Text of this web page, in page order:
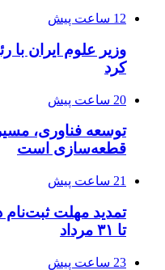
12 ساعت پیش
وزیر علوم ایران با
کرد
20 ساعت پیش
توسعه فناوری،
قطعه‌سازی است
21 ساعت پیش
تا ۳۱ مرداد
23 ساعت پیش